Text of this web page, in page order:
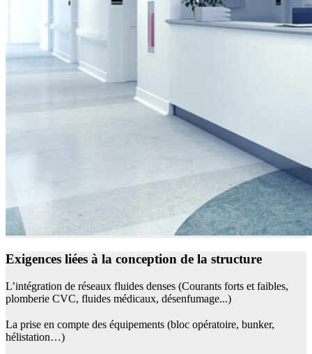
Exigences liées à la conception de la structure
L’intégration de réseaux fluides denses (Courants forts et faibles,
plomberie CVC, fluides médicaux, désenfumage...)
La prise en compte des équipements (bloc opératoire, bunker,
hélistation…)